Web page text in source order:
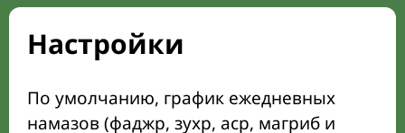
Настройки
По умолчанию, график ежедневных
намазов (фаджр, зухр, аср, магриб и